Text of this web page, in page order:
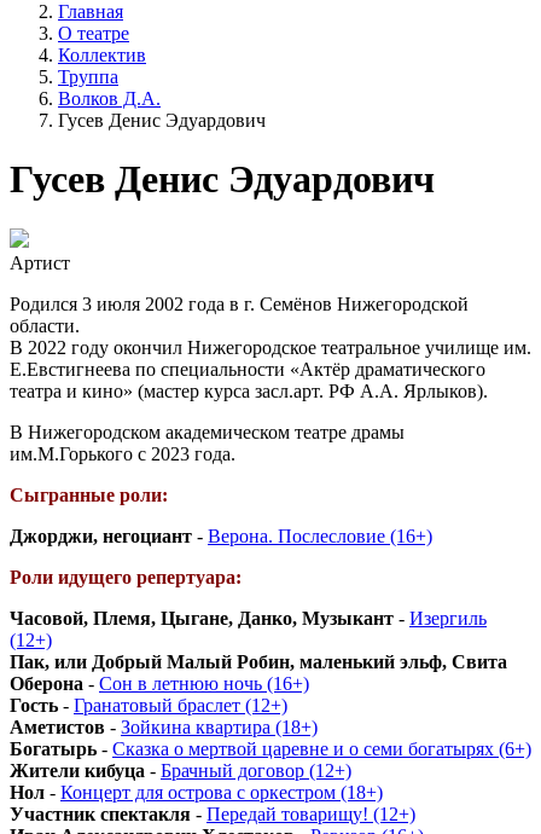
Главная
О театре
Коллектив
Труппа
Волков Д.А.
Гусев Денис Эдуардович
Гусев Денис Эдуардович
Артист
Родился 3 июля 2002 года в г. Семёнов Нижегородской
области.
В 2022 году окончил Нижегородское театральное училище им.
Е.Евстигнеева по специальности «Актёр драматического
театра и кино» (мастер курса засл.арт. РФ А.А. Ярлыков).
В Нижегородском академическом театре драмы
им.М.Горького с 2023 года.
Сыгранные роли:
Джорджи, негоциант - Верона. Послесловие (16+)
Роли идущего репертуара:
Часовой, Племя, Цыгане, Данко, Музыкант - Изергиль
(12+)
Пак, или Добрый Малый Робин, маленький эльф, Свита
Оберона - Сон в летнюю ночь (16+)
Гость - Гранатовый браслет (12+)
Аметистов - Зойкина квартира (18+)
Богатырь - Сказка о мертвой царевне и о семи богатырях (6+)
Жители кибуца - Брачный договор (12+)
Нол - Концерт для острова с оркестром (18+)
Участник спектакля - Передай товарищу! (12+)